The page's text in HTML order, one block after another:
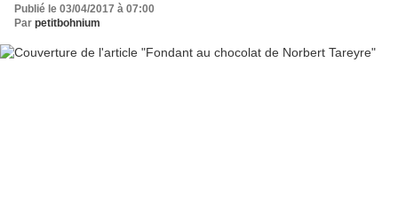
Publié le 03/04/2017 à 07:00
Par petitbohnium